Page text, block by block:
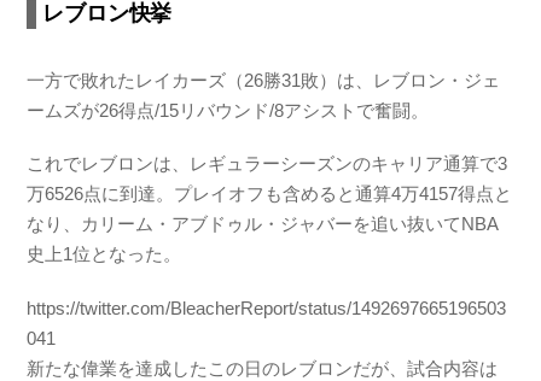
レブロン快挙
一方で敗れたレイカーズ（26勝31敗）は、レブロン・ジェ
ームズが26得点/15リバウンド/8アシストで奮闘。
これでレブロンは、レギュラーシーズンのキャリア通算で3
万6526点に到達。プレイオフも含めると通算4万4157得点と
なり、カリーム・アブドゥル・ジャバーを追い抜いてNBA
史上1位となった。
https://twitter.com/BleacherReport/status/1492697665196503
041
新たな偉業を達成したこの日のレブロンだが、試合内容は